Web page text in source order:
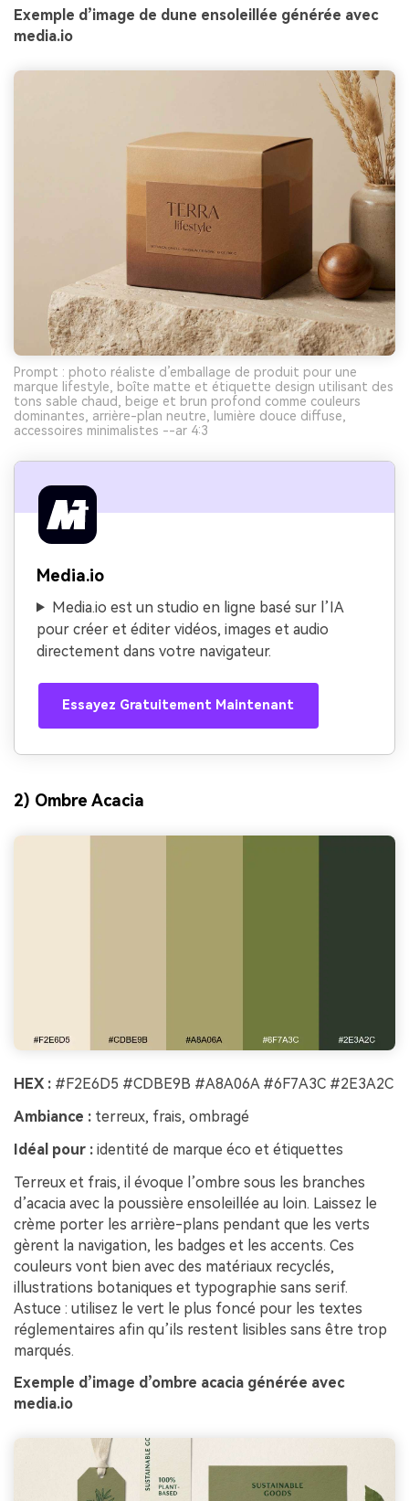
Exemple d’image de dune ensoleillée générée avec
media.io
Prompt : photo réaliste d’emballage de produit pour une
marque lifestyle, boîte matte et étiquette design utilisant des
tons sable chaud, beige et brun profond comme couleurs
dominantes, arrière-plan neutre, lumière douce diffuse,
accessoires minimalistes --ar 4:3
Media.io
Media.io est un studio en ligne basé sur l’IA
pour créer et éditer vidéos, images et audio
directement dans votre navigateur.
Essayez Gratuitement Maintenant
2) Ombre Acacia
HEX : #F2E6D5 #CDBE9B #A8A06A #6F7A3C #2E3A2C
Ambiance : terreux, frais, ombragé
Idéal pour : identité de marque éco et étiquettes
Terreux et frais, il évoque l’ombre sous les branches
d’acacia avec la poussière ensoleillée au loin. Laissez le
crème porter les arrière-plans pendant que les verts
gèrent la navigation, les badges et les accents. Ces
couleurs vont bien avec des matériaux recyclés,
illustrations botaniques et typographie sans serif.
Astuce : utilisez le vert le plus foncé pour les textes
réglementaires afin qu’ils restent lisibles sans être trop
marqués.
Exemple d’image d’ombre acacia générée avec
media.io